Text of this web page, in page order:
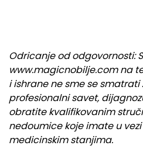
Odricanje od odgovornosti:
www.magicnobilje.com na
i ishrane ne sme se smatrati
profesionalni savet,
obratite kvalifikovanim
nedoumice koje imate u
medicinskim stanjima.